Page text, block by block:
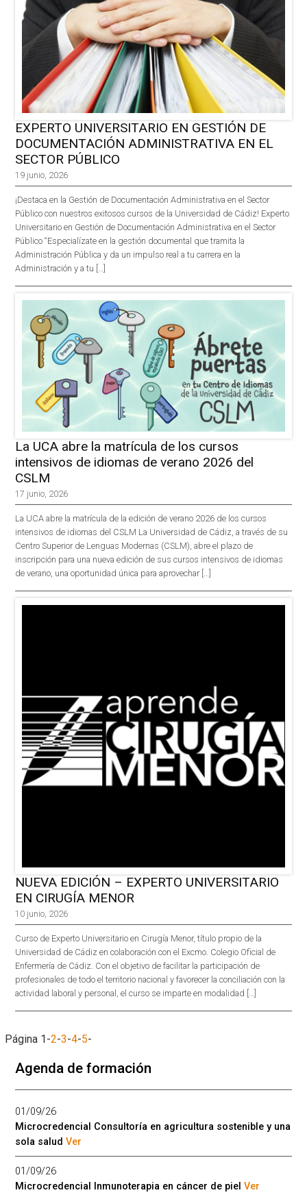
EXPERTO UNIVERSITARIO EN GESTIÓN DE
DOCUMENTACIÓN ADMINISTRATIVA EN EL
SECTOR PÚBLICO
19 junio, 2026
¡Destaca en la Gestión de Documentación Administrativa en el Sector
Público con nuestros exitosos cursos de la Universidad de Cádiz! Experto
Universitario en Gestión de Documentación Administrativa en el Sector
Público “Especialízate en la gestión documental que tramita la
Administración Pública y da un impulso real a tu carrera en la
Administración y a tu […]
La UCA abre la matrícula de los cursos
intensivos de idiomas de verano 2026 del
CSLM
17 junio, 2026
La UCA abre la matrícula de la edición de verano 2026 de los cursos
intensivos de idiomas del CSLM La Universidad de Cádiz, a través de su
Centro Superior de Lenguas Modernas (CSLM), abre el plazo de
inscripción para una nueva edición de sus cursos intensivos de idiomas
de verano, una oportunidad única para aprovechar […]
NUEVA EDICIÓN – EXPERTO UNIVERSITARIO
EN CIRUGÍA MENOR
10 junio, 2026
Curso de Experto Universitario en Cirugía Menor, título propio de la
Universidad de Cádiz en colaboración con el Excmo. Colegio Oficial de
Enfermería de Cádiz. Con el objetivo de facilitar la participación de
profesionales de todo el territorio nacional y favorecer la conciliación con la
actividad laboral y personal, el curso se imparte en modalidad […]
Página 1 -2-3-4-5-
Agenda de formación
01/09/26
Microcredencial Consultoría en agricultura sostenible y una
sola saludVer
01/09/26
Microcredencial Inmunoterapia en cáncer de pielVer